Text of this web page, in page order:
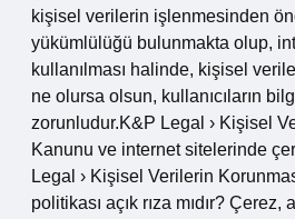
kişisel verilerin işlenmesinden
yükümlülüğü bulunmakta olup,
kullanılması halinde, kişisel
ne olursa olsun, kullanıcıların
zorunludur.K&P ​​Legal › Kişisel
Kanunu ve internet sitelerinde
Legal › Kişisel Verilerin
politikası açık rıza mıdır?